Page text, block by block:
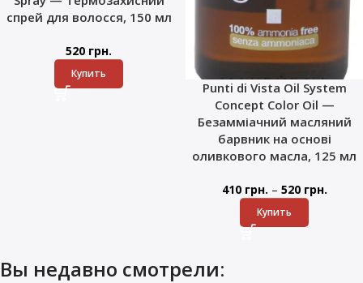
спрей для волосся, 150 мл
520 грн.
Купить
Punti di Vista Oil System
Concept Color Oil —
Безамміачний масляний
барвник на основі
оливкового масла, 125 мл
410 грн. – 520 грн.
Купить
Вы недавно смотрели: